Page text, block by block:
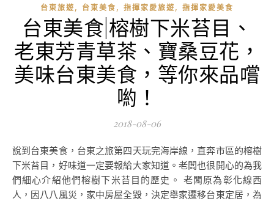
台東旅遊, 台東美食, 指揮家愛旅遊, 指揮家愛美食
台東美食|榕樹下米苔目、
老東芳青草茶、寶桑豆花，
美味台東美食，等你來品嚐
喲！
2018-08-06
說到台東美食，台東之旅第四天玩完海岸線，直奔市區的榕樹
下米苔目，好味道一定要報給大家知道。老闆也很開心的為我
們細心介紹他們榕樹下米苔目的歷史。 老闆原為彰化線西
人，因八八風災，家中房屋全毀，決定舉家遷移台東定居，為